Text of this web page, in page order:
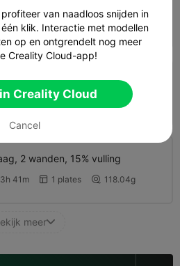
04s  1 plates  17.14g
2 wanden, 15% vulling
1 plates 14.82g
2 wanden, 15% vulling
41m  1 plates  118.04g
meer
van naadloos snijden in
klik. Interactie met modellen
op en ontgrendelt nog meer
Creality Cloud-app!
Creality Cloud
Cancel